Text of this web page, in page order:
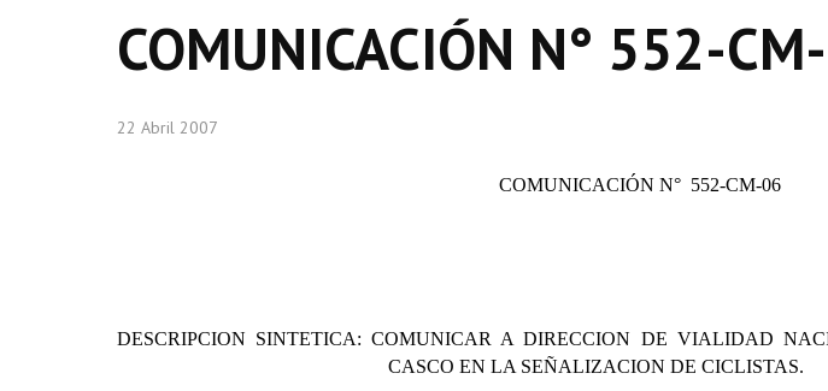
COMUNICACIÓN N° 552-
22 Abril 2007
COMUNICACIÓN N° 552-CM-06
DESCRIPCION SINTETICA: COMUNICAR A DIRECCION DE VIALIDAD
CASCO EN LA SEÑALIZACION DE CICLISTAS.